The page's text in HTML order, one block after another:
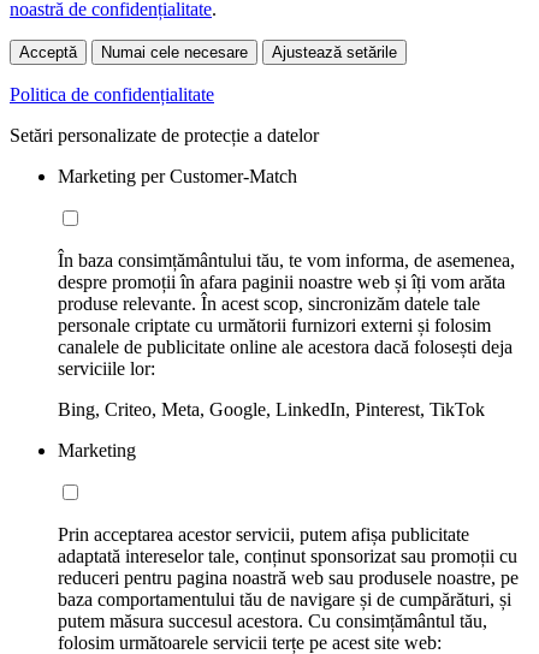
noastră de confidențialitate.
Acceptă Numai cele necesare Ajustează setările
Politica de confidențialitate
Setări personalizate de protecție a datelor
Marketing per Customer-Match
În baza consimțământului tău, te vom informa, de asemenea,
despre promoții în afara paginii noastre web și îți vom arăta
produse relevante. În acest scop, sincronizăm datele tale
personale criptate cu următorii furnizori externi și folosim
canalele de publicitate online ale acestora dacă folosești deja
serviciile lor:
Bing, Criteo, Meta, Google, LinkedIn, Pinterest, TikTok
Marketing
Prin acceptarea acestor servicii, putem afișa publicitate
adaptată intereselor tale, conținut sponsorizat sau promoții cu
reduceri pentru pagina noastră web sau produsele noastre, pe
baza comportamentului tău de navigare și de cumpărături, și
putem măsura succesul acestora. Cu consimțământul tău,
folosim următoarele servicii terțe pe acest site web: